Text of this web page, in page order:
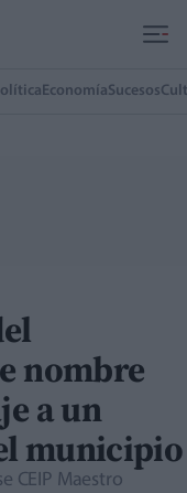
EconomíaSucesos
nombre
a un
municipio
CEIP Maestro